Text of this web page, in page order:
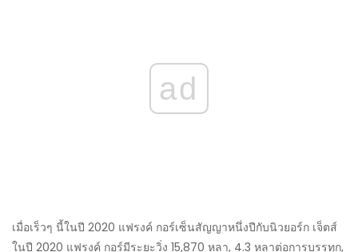
ad
เมื่อเร็วๆ นี้ในปี 2020 แฟรงค์ กอร์เซ็นสัญญาหนึ่งปีกับนิวยอร์ก เจ็ตส์
ในปี 2020 แฟรงค์ กอร์มีระยะวิ่ง 15,870 หลา, 4.3 หลาต่อการบรรทุก,